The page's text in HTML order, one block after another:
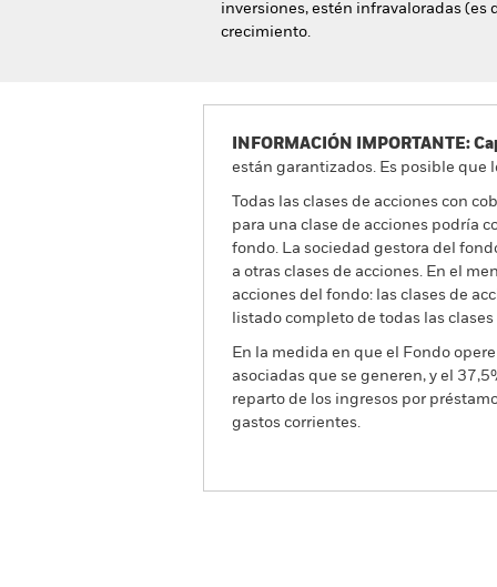
inversiones, estén infravaloradas (es
crecimiento.
INFORMACIÓN IMPORTANTE:
están garantizados. Es posible
Todas las clases de acciones con
para una clase de acciones podría
fondo. La sociedad gestora del
a otras clases de acciones. En el
acciones del fondo: las clases de
listado completo de todas las
En la medida en que el Fondo
asociadas que se generen, y el
reparto de los ingresos por
gastos corrientes.